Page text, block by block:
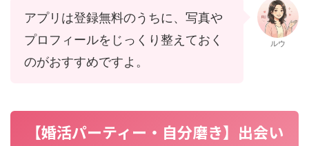
アプリは登録無料のうちに、写真や
プロフィールをじっくり整えておく
のがおすすめですよ。
ルウ
【婚活パーティー・自分磨き】出会い